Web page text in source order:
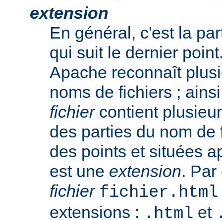
extension
En général, c'est la
qui suit le dernier
Apache reconnaît
noms de fichiers ;
fichiercontient
des parties du nom
des points et situées
est une extension.
fichier
extensions : .html et